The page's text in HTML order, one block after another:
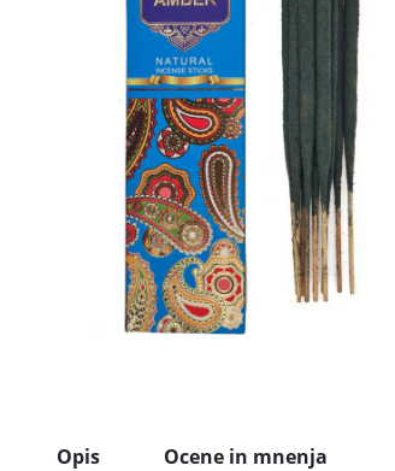
Opis Ocene in mnenja